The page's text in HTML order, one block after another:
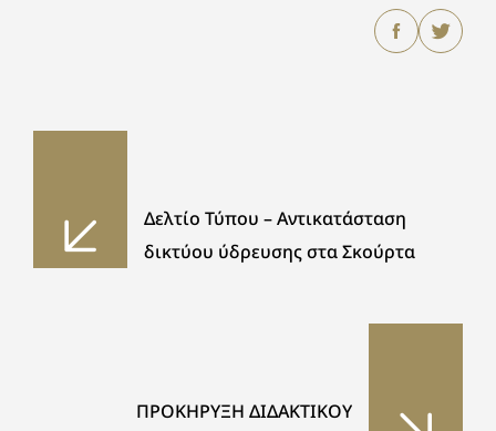
Δελτίο Τύπου – Αντικατάσταση
δικτύου ύδρευσης στα Σκούρτα
ΠΡΟΚΗΡΥΞΗ ΔΙΔΑΚΤΙΚΟΥ